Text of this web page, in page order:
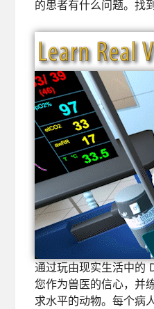
的患者有什么问题。找
通过玩由现实生活中的
您作为兽医的信心，并
求水平的动物。每个病